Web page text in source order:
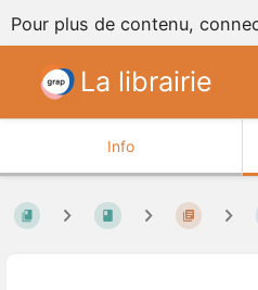
Pour plus de contenu,
La librairie
Info